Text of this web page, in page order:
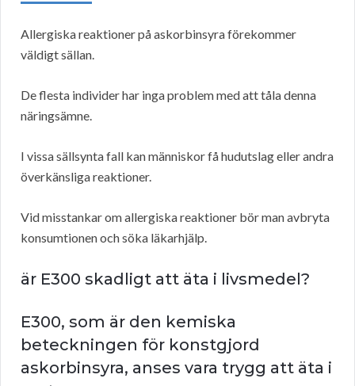
Allergiska reaktioner på askorbinsyra förekommer
väldigt sällan.
De flesta individer har inga problem med att tåla denna
näringsämne.
I vissa sällsynta fall kan människor få hudutslag eller andra
överkänsliga reaktioner.
Vid misstankar om allergiska reaktioner bör man avbryta
konsumtionen och söka läkarhjälp.
är E300 skadligt att äta i livsmedel?
E300, som är den kemiska
beteckningen för konstgjord
askorbinsyra, anses vara trygg att äta i